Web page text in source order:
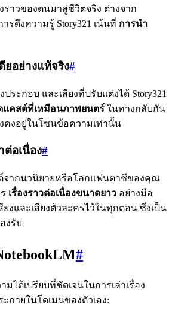
ราวของตนมาสู่ชีวิตจริง ต่างจาก
รดึงความรู้ Story321 เน้นที่ การนำ
ยอย่างแท้จริง#
ประกอบ และเสียงที่ปรับแต่งได้ Story321
คสต์ที่เหมือนภาพยนตร์ ในทางกลับกัน
งคงอยู่ในโซนข้อความเท่านั้น
ต่อเนื่อง#
จากนวนิยายหรือโลกแฟนตาซีของคุณ
เรื่องราวต่อเนื่องขนาดยาว อย่างมือ
งและเสียงตัวละครไว้ในทุกตอน ซึ่งเป็น
งรับ
#
มได้เปรียบที่ชัดเจนในการเล่าเรื่อง
ะกายในโดเมนของตัวเอง: